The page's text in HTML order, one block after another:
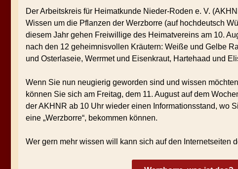
Der Arbeitskreis für Heimatkunde Nieder-Roden e. V.
Wissen um die Pflanzen der Werzborre (auf hochdeutsch
diesem Jahr gehen Freiwillige des Heimatvereins am 10.
nach den 12 geheimnisvollen Kräutern: Weiße und Gelbe
und Osterlaseie, Werrmet und Eisenkraut, Hartehaad und
Wenn Sie nun neugierig geworden sind und wissen
können Sie sich am Freitag, dem 11. August auf dem
der AKHNR ab 10 Uhr wieder einen Informationsstand, wo
eine „Werzborre“, bekommen können.
Wer gern mehr wissen will kann sich auf den Internetseiten